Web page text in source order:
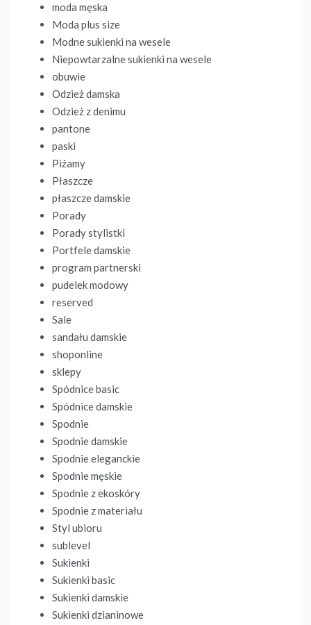
moda męska
Moda plus size
Modne sukienki na wesele
Niepowtarzalne sukienki na wesele
obuwie
Odzież damska
Odzież z denimu
pantone
paski
Piżamy
Płaszcze
płaszcze damskie
Porady
Porady stylistki
Portfele damskie
program partnerski
pudelek modowy
reserved
Sale
sandału damskie
shoponline
sklepy
Spódnice basic
Spódnice damskie
Spodnie
Spodnie damskie
Spodnie eleganckie
Spodnie męskie
Spodnie z ekoskóry
Spodnie z materiału
Styl ubioru
sublevel
Sukienki
Sukienki basic
Sukienki damskie
Sukienki dzianinowe